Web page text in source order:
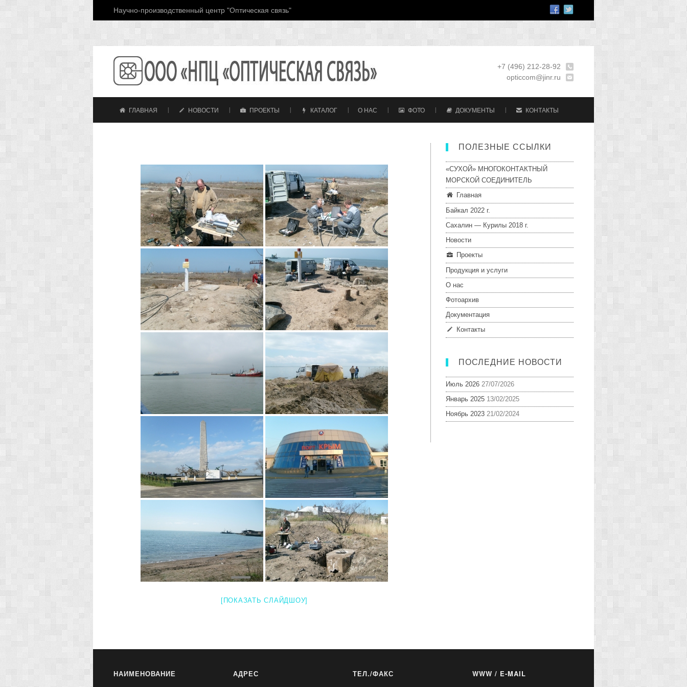
Научно-производственный центр "Оптическая связь"
+7 (496) 212-28-92
opticcom@jinr.ru
ГЛАВНАЯ НОВОСТИ ПРОЕКТЫ КАТАЛОГ О НАС ФОТО ДОКУМЕНТЫ КОНТАКТЫ
[ПОКАЗАТЬ СЛАЙДШОУ]
ПОЛЕЗНЫЕ ССЫЛКИ
«СУХОЙ» МНОГОКОНТАКТНЫЙ
МОРСКОЙ СОЕДИНИТЕЛЬ
Главная
Байкал 2022 г.
Сахалин — Курилы 2018 г.
Новости
Проекты
Продукция и услуги
О нас
Фотоархив
Документация
Контакты
ПОСЛЕДНИЕ НОВОСТИ
Июль 2026 27/07/2026
Январь 2025 13/02/2025
Ноябрь 2023 21/02/2024
НАИМЕНОВАНИЕ АДРЕС ТЕЛ./ФАКС WWW / E-MAIL